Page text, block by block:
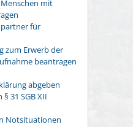
mit
für
zum Erwerb der
beantragen
abgeben
31 SGB XII
Notsituationen